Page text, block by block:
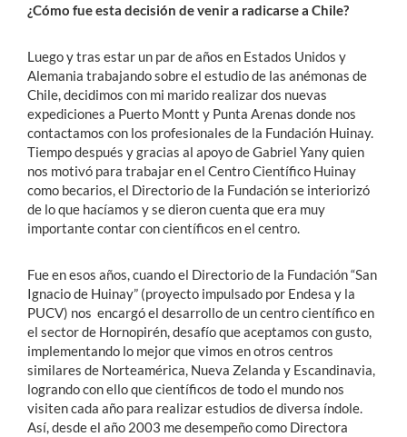
¿Cómo fue esta decisión de venir a radicarse a Chile?
Luego y tras estar un par de años en Estados Unidos y
Alemania trabajando sobre el estudio de las anémonas de
Chile, decidimos con mi marido realizar dos nuevas
expediciones a Puerto Montt y Punta Arenas donde nos
contactamos con los profesionales de la Fundación Huinay.
Tiempo después y gracias al apoyo de Gabriel Yany quien
nos motivó para trabajar en el Centro Científico Huinay
como becarios, el Directorio de la Fundación se interiorizó
de lo que hacíamos y se dieron cuenta que era muy
importante contar con científicos en el centro.
Fue en esos años, cuando el Directorio de la Fundación “San
Ignacio de Huinay” (proyecto impulsado por Endesa y la
PUCV) nos encargó el desarrollo de un centro científico en
el sector de Hornopirén, desafío que aceptamos con gusto,
implementando lo mejor que vimos en otros centros
similares de Norteamérica, Nueva Zelanda y Escandinavia,
logrando con ello que científicos de todo el mundo nos
visiten cada año para realizar estudios de diversa índole.
Así, desde el año 2003 me desempeño como Directora